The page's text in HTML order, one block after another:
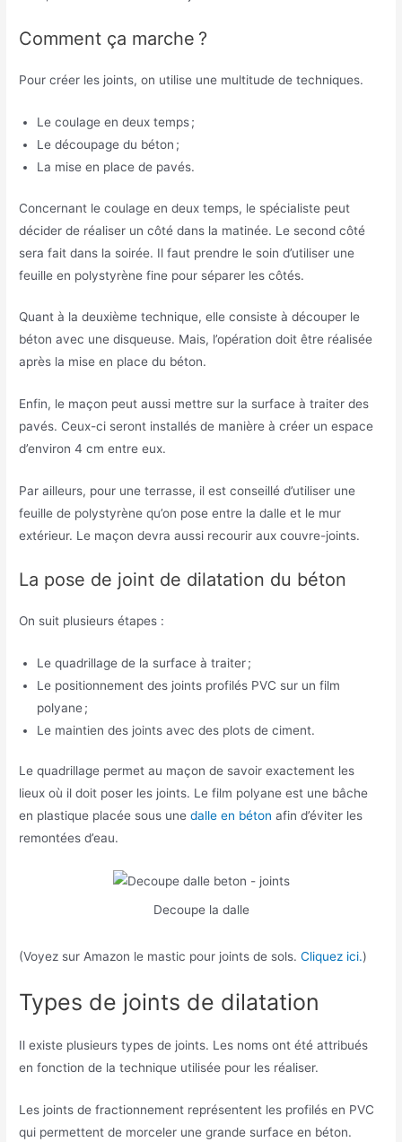
Comment ça marche ?
Pour créer les joints, on utilise une multitude de techniques.
Le coulage en deux temps ;
Le découpage du béton ;
La mise en place de pavés.
Concernant le coulage en deux temps, le spécialiste peut
décider de réaliser un côté dans la matinée. Le second côté
sera fait dans la soirée. Il faut prendre le soin d’utiliser une
feuille en polystyrène fine pour séparer les côtés.
Quant à la deuxième technique, elle consiste à découper le
béton avec une disqueuse. Mais, l’opération doit être réalisée
après la mise en place du béton.
Enfin, le maçon peut aussi mettre sur la surface à traiter des
pavés. Ceux-ci seront installés de manière à créer un espace
d’environ 4 cm entre eux.
Par ailleurs, pour une terrasse, il est conseillé d’utiliser une
feuille de polystyrène qu’on pose entre la dalle et le mur
extérieur. Le maçon devra aussi recourir aux couvre-joints.
La pose de joint de dilatation du béton
On suit plusieurs étapes :
Le quadrillage de la surface à traiter ;
Le positionnement des joints profilés PVC sur un film
polyane ;
Le maintien des joints avec des plots de ciment.
Le quadrillage permet au maçon de savoir exactement les
lieux où il doit poser les joints. Le film polyane est une bâche
en plastique placée sous unedalle en béton afin d’éviter les
remontées d’eau.
Decoupe la dalle
(Voyez sur Amazon le mastic pour joints de sols.Cliquez ici.)
Types de joints de dilatation
Il existe plusieurs types de joints. Les noms ont été attribués
en fonction de la technique utilisée pour les réaliser.
Les joints de fractionnement représentent les profilés en PVC
qui permettent de morceler une grande surface en béton.